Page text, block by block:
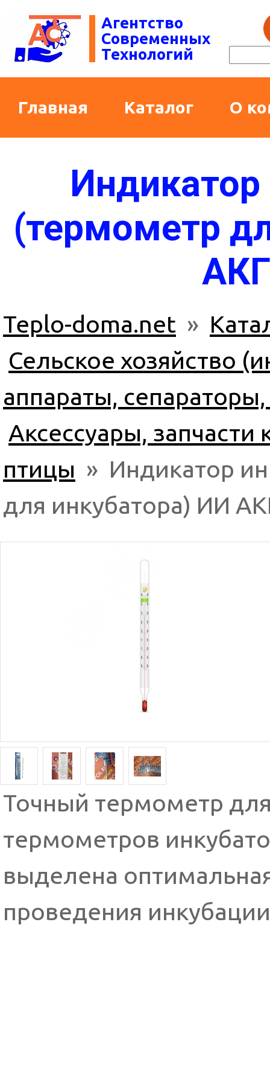
Агентство
Современных
Технологий
Главная Каталог О
(термометр
Teplo-doma.net »
Сельское хозяйство
аппараты,
Аксессуары,
птицы » Индикатор
для инкубатора) ИИ
Точный термометр
термометров
выделена
проведения инкубации